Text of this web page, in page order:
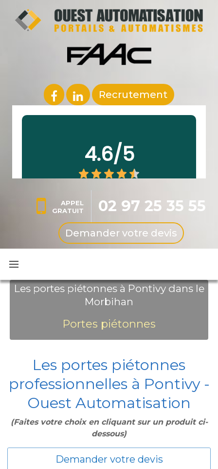
Recrutement
APPEL
GRATUIT
02 97 25 35 55
Demander votre devis
Les portes piétonnes à Pontivy dans le
Morbihan
Portes piétonnes
Les portes piétonnes
professionnelles à Pontivy -
Ouest Automatisation
(Faites votre choix en cliquant sur un produit ci-
dessous)
Demander votre devis